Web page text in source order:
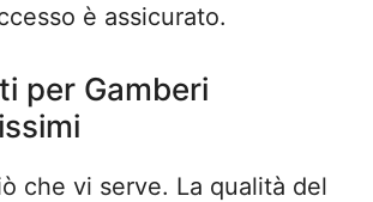
è assicurato.
per Gamberi
che vi serve. La qualità del